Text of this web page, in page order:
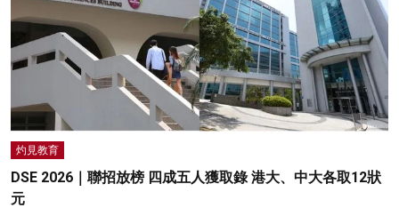
灼見教育
DSE 2026｜聯招放榜 四成五人獲取錄 港大、中大各取12狀
元